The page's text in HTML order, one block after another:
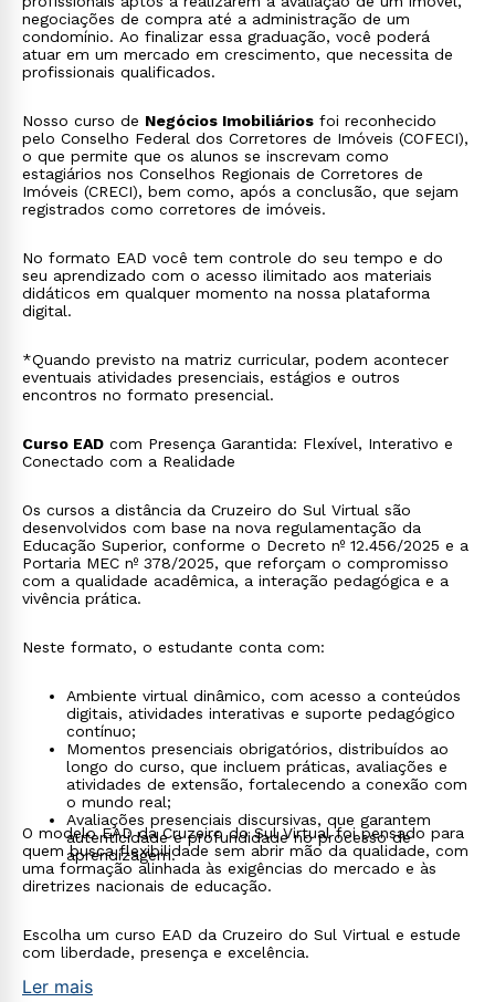
negociações de compra até a administração de um
condomínio. Ao finalizar essa graduação, você poderá
atuar em um mercado em crescimento, que necessita de
profissionais qualificados.
Nosso curso de Negócios Imobiliários foi reconhecido
pelo Conselho Federal dos Corretores de Imóveis (COFECI),
o que permite que os alunos se inscrevam como
estagiários nos Conselhos Regionais de Corretores de
Imóveis (CRECI), bem como, após a conclusão, que sejam
registrados como corretores de imóveis.
No formato EAD você tem controle do seu tempo e do
seu aprendizado com o acesso ilimitado aos materiais
didáticos em qualquer momento na nossa plataforma
digital.
*Quando previsto na matriz curricular, podem acontecer
eventuais atividades presenciais, estágios e outros
encontros no formato presencial.
Curso EAD com Presença Garantida: Flexível, Interativo e
Conectado com a Realidade
Os cursos a distância da Cruzeiro do Sul Virtual são
desenvolvidos com base na nova regulamentação da
Educação Superior, conforme o Decreto nº 12.456/2025 e a
Portaria MEC nº 378/2025, que reforçam o compromisso
com a qualidade acadêmica, a interação pedagógica e a
vivência prática.
Neste formato, o estudante conta com:
Ambiente virtual dinâmico, com acesso a conteúdos
digitais, atividades interativas e suporte pedagógico
contínuo;
Momentos presenciais obrigatórios, distribuídos ao
longo do curso, que incluem práticas, avaliações e
atividades de extensão, fortalecendo a conexão com
o mundo real;
Avaliações presenciais discursivas, que garantem
autenticidade e profundidade no processo de
aprendizagem.
O modelo EAD da Cruzeiro do Sul Virtual foi pensado para
quem busca flexibilidade sem abrir mão da qualidade, com
uma formação alinhada às exigências do mercado e às
diretrizes nacionais de educação.
Escolha um curso EAD da Cruzeiro do Sul Virtual e estude
com liberdade, presença e excelência.
Ler mais